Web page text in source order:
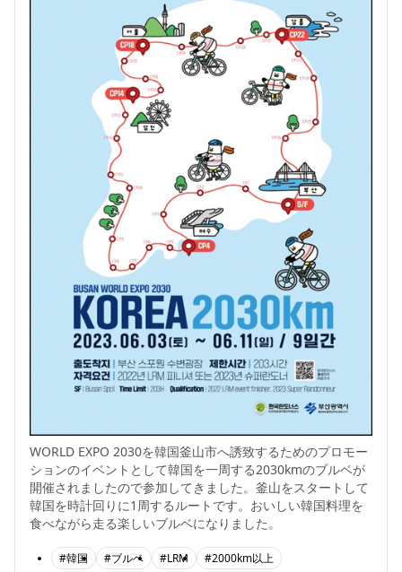
WORLD EXPO 2030を韓国釜山市へ誘致するためのプロモー
ションのイベントとして韓国を一周する2030kmのブルベが
開催されましたので参加してきました。釜山をスタートして
韓国を時計回りに1周するルートです。おいしい韓国料理を
食べながら走る楽しいブルベになりました。
#韓国 #ブルベ #LRM #2000km以上